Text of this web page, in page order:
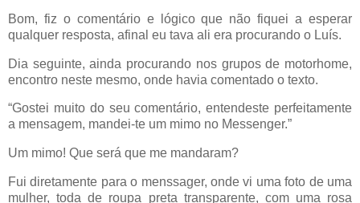
Bom, fiz o comentário e lógico que não fiquei a esperar
qualquer resposta, afinal eu tava ali era procurando o Luís.
Dia seguinte, ainda procurando nos grupos de motorhome,
encontro neste mesmo, onde havia comentado o texto.
“Gostei muito do seu comentário, entendeste perfeitamente
a mensagem, mandei-te um mimo no Messenger.”
Um mimo! Que será que me mandaram?
Fui diretamente para o menssager, onde vi uma foto de uma
mulher, toda de roupa preta transparente, com uma rosa